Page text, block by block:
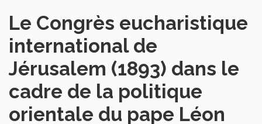
Le Congrès eucharistique
international de
Jérusalem (1893) dans le
cadre de la politique
orientale du pape Léon